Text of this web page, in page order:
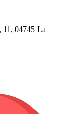
11, 04745 La